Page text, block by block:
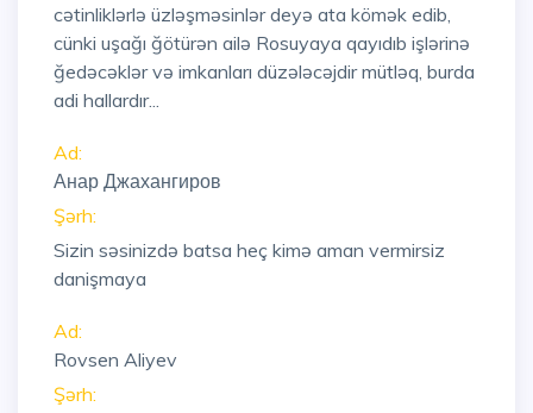
cətinliklərlə üzləşməsinlər deyə ata kömək edib,
cünki uşağı ğötürən ailə Rosuyaya qayıdıb işlərinə
ğedəcəklər və imkanları düzələcəjdir mütləq, burda
adi hallardır...
Ad:
Анар Джахангиров
Şərh:
Sizin səsinizdə batsa heç kimə aman vermirsiz
danişmaya
Ad:
Rovsen Aliyev
Şərh: